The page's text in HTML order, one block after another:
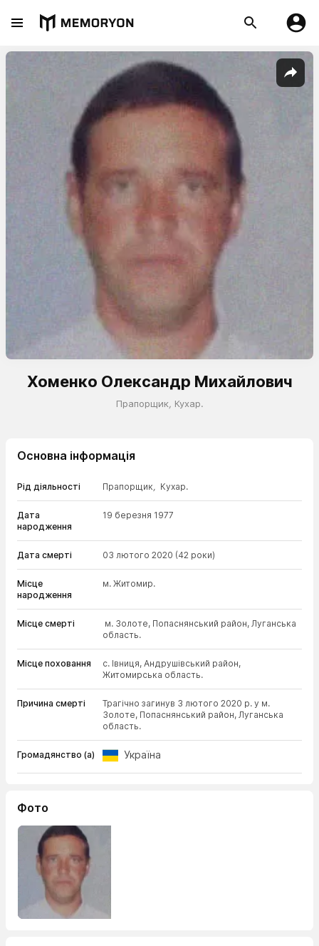
Хоменко Олександр Михайлович
Прапорщик, Кухар.
Основна інформація
Рід діяльності Прапорщик, Кухар.
Дата
народження
19 березня 1977
Дата смерті 03 лютого 2020 (42 роки)
Місце
народження
м. Житомир.
Місце смерті
м. Золоте, Попаснянський район, Луганська
область.
Місце поховання
с. Івниця, Андрушівський район,
Житомирська область.
Причина смерті
Трагічно загинув 3 лютого 2020 р. у м.
Золоте, Попаснянський район, Луганська
область.
Громадянство (а) Україна
Фото